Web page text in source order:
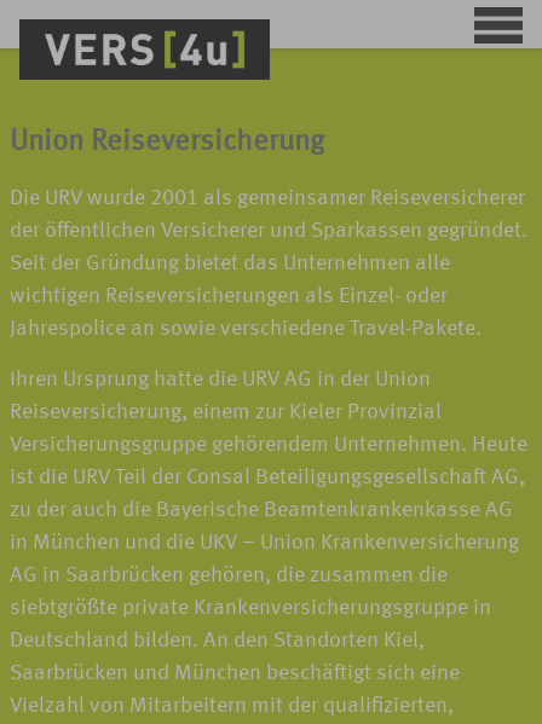
Union Reiseversicherung
Die URV wurde 2001 als gemeinsamer Reiseversicherer
der öffentlichen Versicherer und Sparkassen gegründet.
Seit der Gründung bietet das Unternehmen alle
wichtigen Reiseversicherungen als Einzel- oder
Jahrespolice an sowie verschiedene Travel-Pakete.
Ihren Ursprung hatte die URV AG in der Union
Reiseversicherung, einem zur Kieler Provinzial
Versicherungsgruppe gehörendem Unternehmen. Heute
ist die URV Teil der Consal Beteiligungsgesellschaft AG,
zu der auch die Bayerische Beamtenkrankenkasse AG
in München und die UKV – Union Krankenversicherung
AG in Saarbrücken gehören, die zusammen die
siebtgrößte private Krankenversicherungsgruppe in
Deutschland bilden. An den Standorten Kiel,
Saarbrücken und München beschäftigt sich eine
Vielzahl von Mitarbeitern mit der qualifizierten,